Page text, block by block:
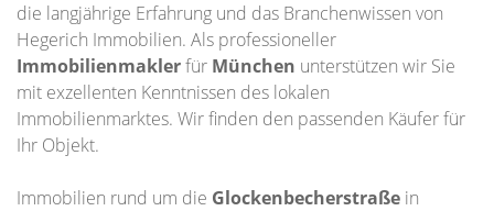
die langjährige Erfahrung und das Branchenwissen von
Hegerich Immobilien. Als professioneller
Immobilienmaklerfür München unterstützen wir Sie
mit exzellenten Kenntnissen des lokalen
Immobilienmarktes. Wir finden den passenden Käufer für
Ihr Objekt.
Immobilien rund um die Glockenbecherstraße in